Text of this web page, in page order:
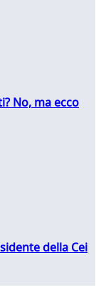
No, ma ecco
della Cei